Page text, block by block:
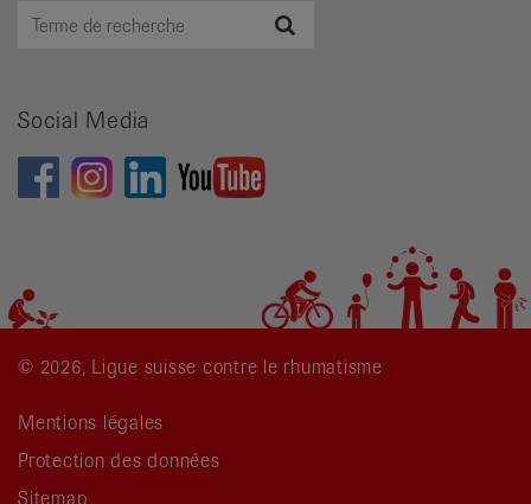
Terme
Social Media
© 2026, Ligue suisse contre le rhumatisme
Mentions légales
Protection des données
Sitemap